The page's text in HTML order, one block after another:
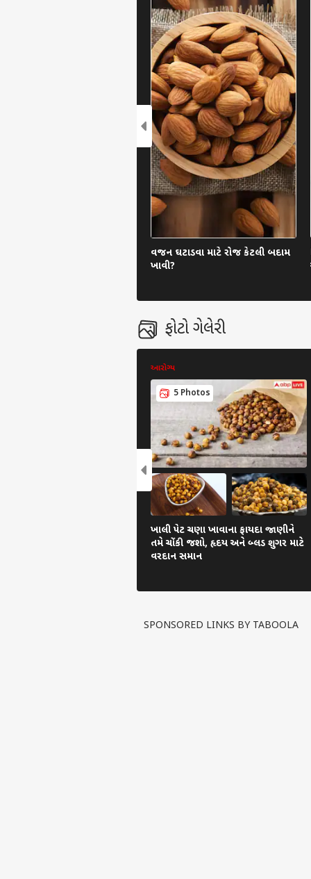
વજન ઘટાડવા માટે રોજ કેટલી બદામ
ખાવી?
ફોટો ગેલેરી
આરોગ્ય
5 Photos
ખાલી પેટ ચણા ખાવાના ફાયદા જાણીને
તમે ચોંકી જશો, હૃદય અને બ્લડ શુગર માટે
વરદાન સમાન
SPONSORED LINKS BY TABOOLA
હેલો ગેસ્ટ
અમારી સાથે જાહેરાત કરો
અમારા વિશે
અભિપ્રાય મોકલો
કરિયર
પર્સનલ
ગુજરાત
ક્રિકેટ